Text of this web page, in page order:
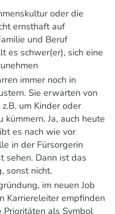
oder die
ernsthaft auf
und Beruf
es schwer(er), sich eine
immer noch in
Sie erwarten von
um Kinder oder
Ja, auch heute
es nach wie vor
in der Fürsorgerin
sehen. Dann ist das
sonst nicht.
im neuen Job
Karriereleiter empfinden
Prioritäten als Symbol